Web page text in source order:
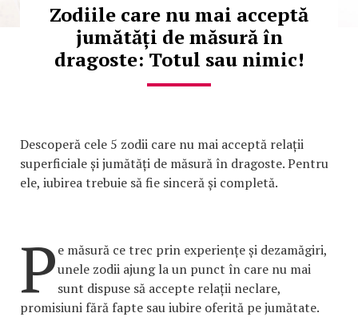
Zodiile care nu mai acceptă
jumătăți de măsură în
dragoste: Totul sau nimic!
Descoperă cele 5 zodii care nu mai acceptă relații
superficiale și jumătăți de măsură în dragoste. Pentru
ele, iubirea trebuie să fie sinceră și completă.
Pe măsură ce trec prin experiențe și dezamăgiri,
unele zodii ajung la un punct în care nu mai
sunt dispuse să accepte relații neclare,
promisiuni fără fapte sau iubire oferită pe jumătate.